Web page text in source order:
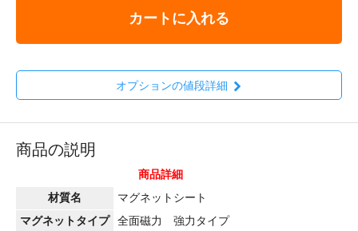
カートに入れる
オプションの値段詳細
商品の説明
商品詳細
材質名
マグネットシート
マグネットタイプ
全面磁力 強力タイプ